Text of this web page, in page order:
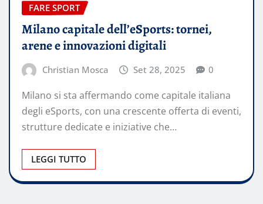
FARE SPORT
Milano capitale dell’eSports: tornei,
arene e innovazioni digitali
Christian Mosca Set 28, 2025 0
Milano si sta affermando come capitale italiana
degli eSports, con una crescente offerta di eventi,
strutture dedicate e iniziative che…
LEGGI TUTTO